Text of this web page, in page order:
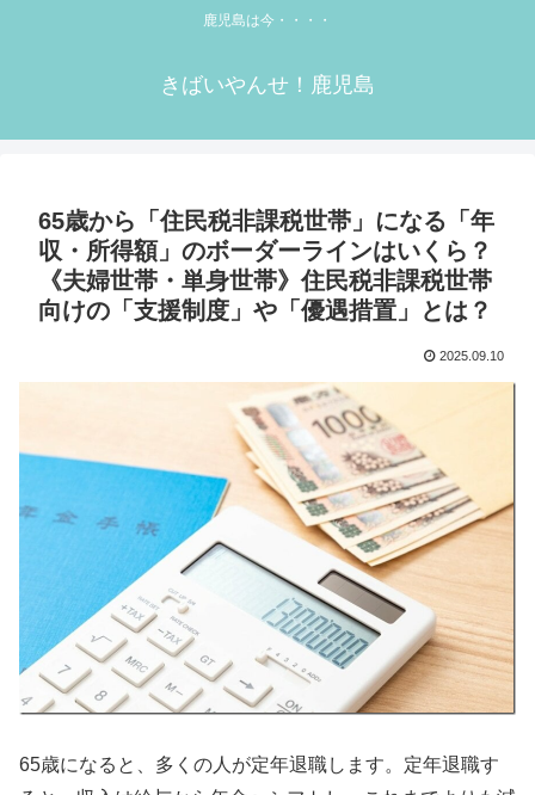
鹿児島は今・・・・
きばいやんせ！鹿児島
65歳から「住民税非課税世帯」になる「年
収・所得額」のボーダーラインはいくら？
《夫婦世帯・単身世帯》住民税非課税世帯
向けの「支援制度」や「優遇措置」とは？
2025.09.10
65歳になると、多くの人が定年退職します。定年退職す